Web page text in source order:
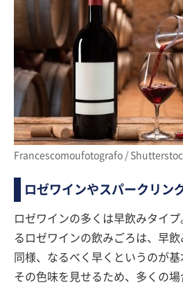
Francescomoufotografo /
ロゼワインやスパークリン
ロゼワインの多くは早飲みタイ
るロゼワインの飲みごろは、早
同様、なるべく早くというのが
その色味を見せるため、多くの